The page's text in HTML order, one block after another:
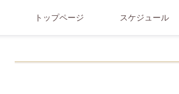
トップページ スケジュール